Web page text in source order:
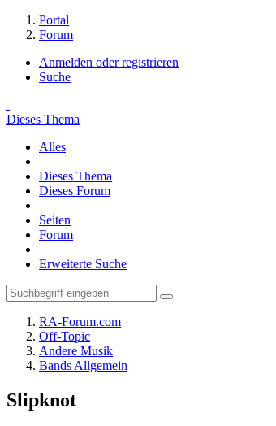
Portal
Forum
Anmelden oder registrieren
Suche
Dieses Thema
Alles
Dieses Thema
Dieses Forum
Seiten
Forum
Erweiterte Suche
RA-Forum.com
Off-Topic
Andere Musik
Bands Allgemein
Slipknot